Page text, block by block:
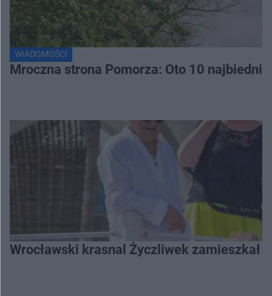
WIADOMOŚCI
Mroczna strona Pomorza: Oto 10
Wrocławski krasnal Życzliwek zamieszkał